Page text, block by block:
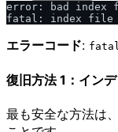
error: bad index
エラーコード:
復旧方法 1：イン
最も安全な方法は